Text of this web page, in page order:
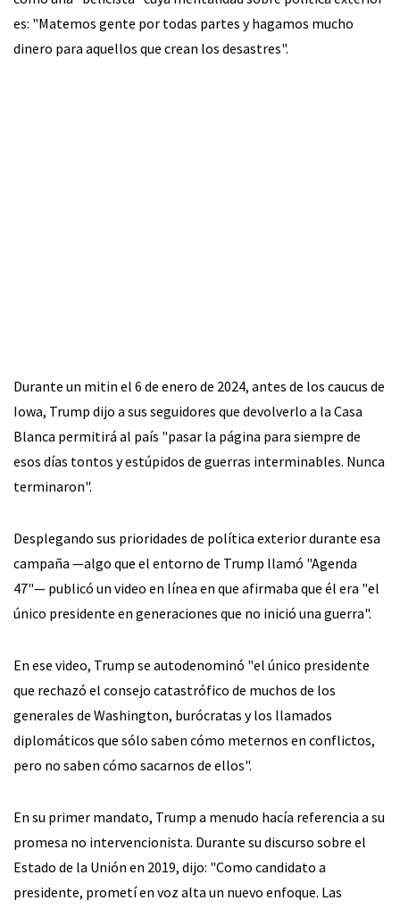
es: "Matemos gente por todas partes y hagamos mucho
dinero para aquellos que crean los desastres".
Durante un mitin el 6 de enero de 2024, antes de los caucus de
Iowa, Trump dijo a sus seguidores que devolverlo a la Casa
Blanca permitirá al país "pasar la página para siempre de
esos días tontos y estúpidos de guerras interminables. Nunca
terminaron".
Desplegando sus prioridades de política exterior durante esa
campaña —algo que el entorno de Trump llamó "Agenda
47"— publicó un video en línea en que afirmaba que él era "el
único presidente en generaciones que no inició una guerra".
En ese video, Trump se autodenominó "el único presidente
que rechazó el consejo catastrófico de muchos de los
generales de Washington, burócratas y los llamados
diplomáticos que sólo saben cómo meternos en conflictos,
pero no saben cómo sacarnos de ellos".
En su primer mandato, Trump a menudo hacía referencia a su
promesa no intervencionista. Durante su discurso sobre el
Estado de la Unión en 2019, dijo: "Como candidato a
presidente, prometí en voz alta un nuevo enfoque. Las